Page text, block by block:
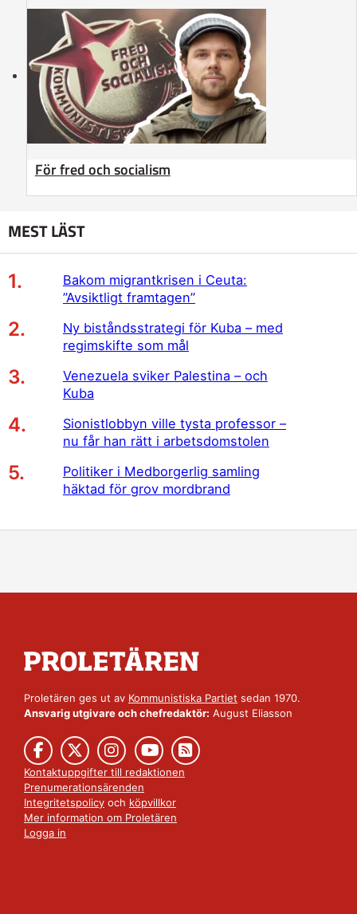
För fred och socialism
MEST LÄST
Bakom migrantkrisen i Ceuta:
”Avsiktligt framtagen”
Ny biståndsstrategi för Kuba – med
regimskifte som mål
Venezuela sviker Palestina – och
Kuba
Sionistlobbyn ville tysta professor –
nu får han rätt i arbetsdomstolen
Politiker i Medborgerlig samling
häktad för grov mordbrand
Proletären ges ut av Kommunistiska Partiet sedan 1970.
Ansvarig utgivare och chefredaktör: August Eliasson
Kontaktuppgifter till redaktionen
Prenumerationsärenden
Integritetspolicy och köpvillkor
Mer information om Proletären
Logga in